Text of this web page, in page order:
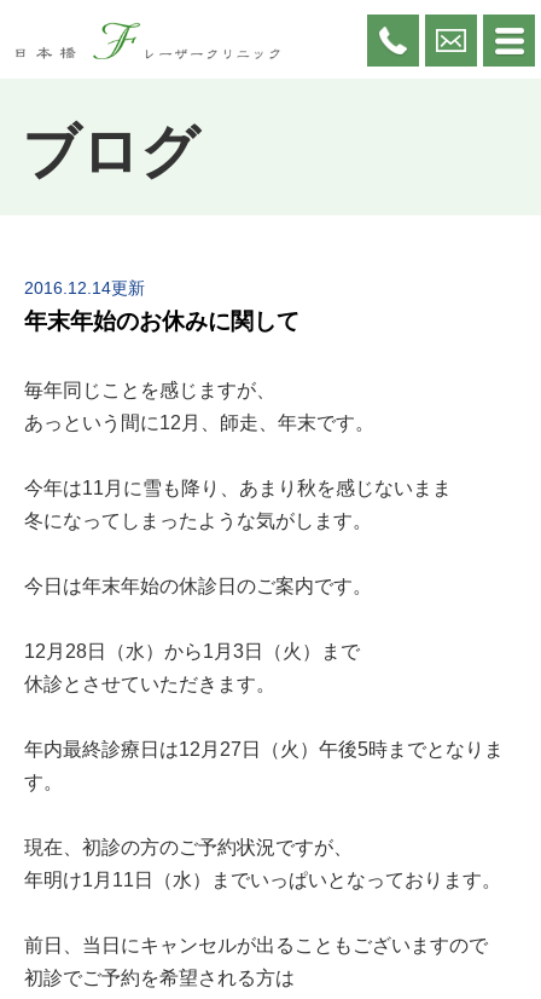
ブログ
2016.12.14更新
年末年始のお休みに関して
毎年同じことを感じますが、
あっという間に12月、師走、年末です。
今年は11月に雪も降り、あまり秋を感じないまま
冬になってしまったような気がします。
今日は年末年始の休診日のご案内です。
12月28日（水）から1月3日（火）まで
休診とさせていただきます。
年内最終診療日は12月27日（火）午後5時までとなりま
す。
現在、初診の方のご予約状況ですが、
年明け1月11日（水）までいっぱいとなっております。
前日、当日にキャンセルが出ることもございますので
初診でご予約を希望される方は